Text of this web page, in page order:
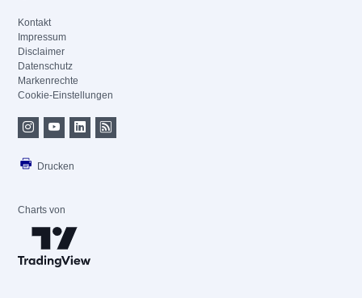
Kontakt
Impressum
Disclaimer
Datenschutz
Markenrechte
Cookie-Einstellungen
Drucken
Charts von